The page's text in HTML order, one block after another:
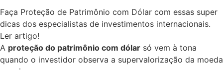
Faça Proteção de Patrimônio com Dólar com essas super
dicas dos especialistas de investimentos internacionais.
Ler artigo!
A proteção do patrimônio com dólar só vem à tona
quando o investidor observa a supervalorização da moeda